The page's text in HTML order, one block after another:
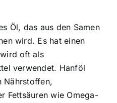
Öl, das aus den Samen
wird. Es hat einen
oft als
verwendet. Hanföl
Nährstoffen,
Fettsäuren wie Omega-